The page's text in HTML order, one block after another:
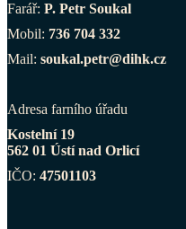
Farář: P. Petr Soukal
Mobil: 736 704 332
Mail: soukal.petr@dihk.cz
Adresa farního úřadu
Kostelní 19
562 01 Ústí nad Orlicí
IČO: 47501103